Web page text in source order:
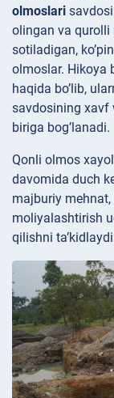
olmoslari
olingan va
sotiladigan,
olmoslar. Hikoya
haqida bo’lib,
savdosining xavf
biriga bog’lanadi.
Qonli olmos
davomida duch
majburiy
moliyalashtirish
qilishni